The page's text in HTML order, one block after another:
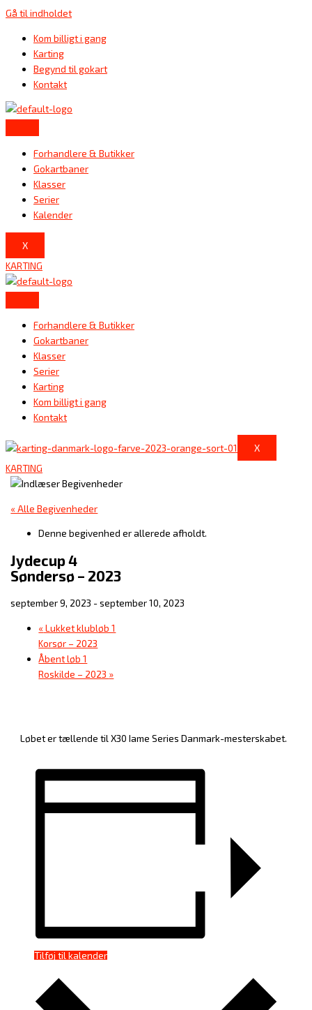
Gå til indholdet
Kom billigt i gang
Karting
Begynd til gokart
Kontakt
Forhandlere & Butikker
Gokartbaner
Klasser
Serier
Kalender
X
KARTING
Forhandlere & Butikker
Gokartbaner
Klasser
Serier
Karting
Kom billigt i gang
Kontakt
X
KARTING
« Alle Begivenheder
Denne begivenhed er allerede afholdt.
Jydecup 4
Søndersø – 2023
september 9, 2023 -september 10, 2023
« Lukket klubløb 1
Korsør – 2023
Åbent løb 1
Roskilde – 2023 »
Løbet er tællende til X30 Iame Series Danmark-mesterskabet.
Tilføj til kalender